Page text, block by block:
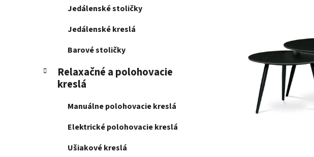
n
e
Jedálenské stoličky
Jedálenské kreslá
Barové stoličky
Relaxačné a polohovacie
kreslá
Manuálne polohovacie kreslá
Elektrické polohovacie kreslá
Ušiakové kreslá